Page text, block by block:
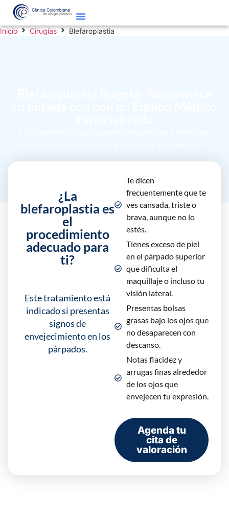
Inicio Cirugías Blefaroplastia
¿La
blefaroplastia es
el
procedimiento
adecuado para
ti?
Este tratamiento está
indicado si presentas
signos de
envejecimiento en los
párpados.
Te dicen
frecuentemente que te
ves cansada, triste o
brava, aunque no lo
estés.
Tienes exceso de piel
en el párpado superior
que dificulta el
maquillaje o incluso tu
visión lateral.
Presentas bolsas
grasas bajo los ojos que
no desaparecen con
descanso.
Notas flacidez y
arrugas finas alrededor
de los ojos que
envejecen tu expresión.
Agenda tu
cita de
valoración